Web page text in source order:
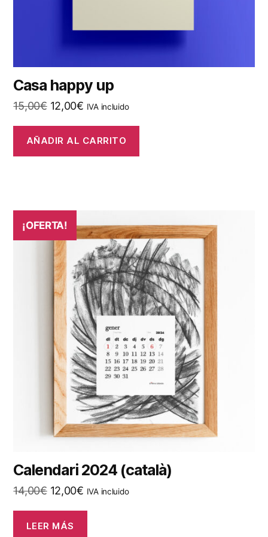
Casa happy up
15,00€ El
original
era:
12,00€El
actual
es:
IVA incluido
AÑADIR AL CARRITO
¡OFERTA!
Calendari 2024 (català)
14,00€ El
original
12,00€ElIVA incluido
LEER MÁS